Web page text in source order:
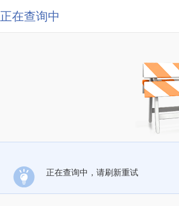
正在查询中
正在查询中，请刷新重试